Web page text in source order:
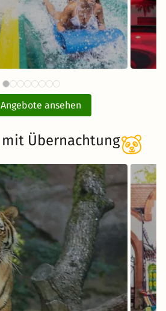
ab88 €
Erding mit
und Frühstück
ansehen
mit Übernachtung